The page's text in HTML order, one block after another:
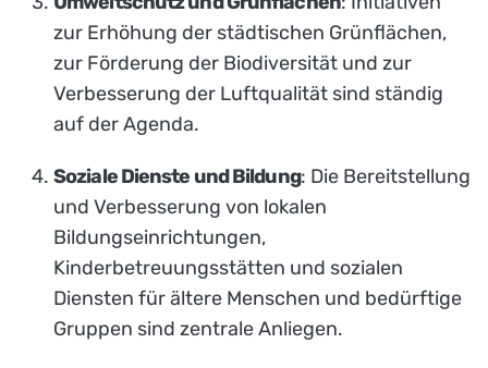
zur Erhöhung der städtischen Grünflächen,
zur Förderung der Biodiversität und zur
Verbesserung der Luftqualität sind ständig
auf der Agenda.
Soziale Dienste und Bildung: Die Bereitstellung
und Verbesserung von lokalen
Bildungseinrichtungen,
Kinderbetreuungsstätten und sozialen
Diensten für ältere Menschen und bedürftige
Gruppen sind zentrale Anliegen.